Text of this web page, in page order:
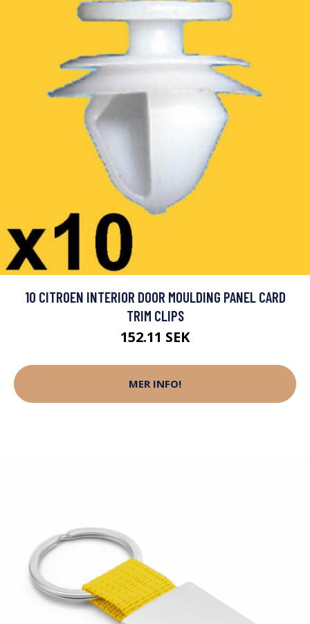
10 CITROEN INTERIOR DOOR MOULDING PANEL CARD
TRIM CLIPS
152.11 SEK
MER INFO!